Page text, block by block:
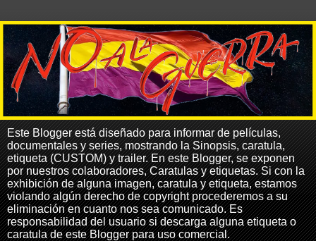
Este Blogger está diseñado para informar de películas,
documentales y series, mostrando la Sinopsis, caratula,
etiqueta (CUSTOM) y trailer. En este Blogger, se exponen
por nuestros colaboradores, Caratulas y etiquetas. Si con la
exhibición de alguna imagen, caratula y etiqueta, estamos
violando algún derecho de copyright procederemos a su
eliminación en cuanto nos sea comunicado. Es
responsabilidad del usuario si descarga alguna etiqueta o
caratula de este Blogger para uso comercial.